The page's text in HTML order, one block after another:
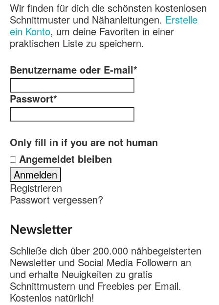
Wir finden für dich die schönsten kostenlosen
Schnittmuster und Nähanleitungen. Erstelle
ein Konto, um deine Favoriten in einer
praktischen Liste zu speichern.
Benutzername oder E-mail*
Passwort*
Only fill in if you are not human
Angemeldet bleiben
Registrieren
Passwort vergessen?
Newsletter
Schließe dich über 200.000 nähbegeisterten
Newsletter und Social Media Followern an
und erhalte Neuigkeiten zu gratis
Schnittmustern und Freebies per Email.
Kostenlos natürlich!